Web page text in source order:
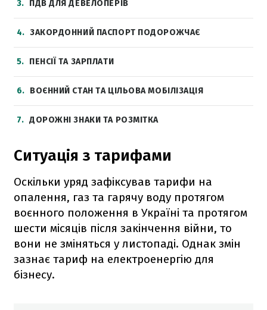
3 ПДВ ДЛЯ ДЕВЕЛОПЕРІВ
4 ЗАКОРДОННИЙ ПАСПОРТ ПОДОРОЖЧАЄ
5 ПЕНСІЇ ТА ЗАРПЛАТИ
6 ВОЄННИЙ СТАН ТА ЦІЛЬОВА МОБІЛІЗАЦІЯ
7 ДОРОЖНІ ЗНАКИ ТА РОЗМІТКА
Ситуація з тарифами
Оскільки уряд зафіксував тарифи на
опалення, газ та гарячу воду протягом
воєнного положення в Україні та протягом
шести місяців після закінчення війни, то
вони не зміняться у листопаді. Однак змін
зазнає тариф на електроенергію для
бізнесу.